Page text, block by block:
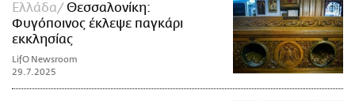
Ελλάδα
Θεσσαλονίκη:
Φυγόποινος έκλεψε παγκάρι
εκκλησίας
LifO Newsroom
29.7.2025